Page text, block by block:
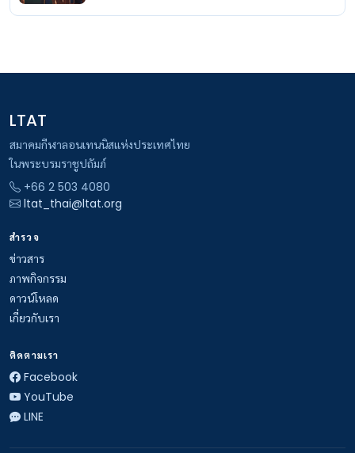
LTAT
สมาคมกีฬาลอนเทนนิสแห่งประเทศไทย
ในพระบรมราชูปถัมภ์
+66 2 503 4080
ltat_thai@ltat.org
สำรวจ
ข่าวสาร
ภาพกิจกรรม
ดาวน์โหลด
เกี่ยวกับเรา
ติดตามเรา
Facebook
YouTube
LINE